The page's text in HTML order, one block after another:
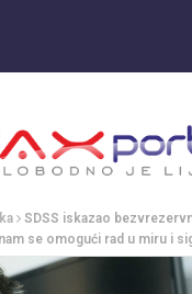
SDSS iskazao
se omogući rad u miru i